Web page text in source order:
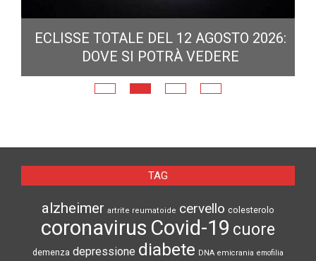
ECLISSE TOTALE DEL 12 AGOSTO 2026:
DOVE SI POTRÀ VEDERE
TAG
alzheimer artrite reumatoide cervello colesterolo
coronavirus Covid-19 cuore
demenza depressione diabete DNA emicrania emofilia